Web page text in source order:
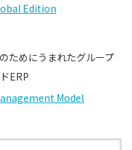
Edition
ためにうまれたグループ
ERP
Model